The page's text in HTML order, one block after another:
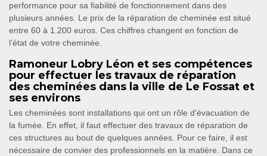
performance pour sa fiabilité de fonctionnement dans des
plusieurs années. Le prix de la réparation de cheminée est situé
entre 60 à 1.200 euros. Ces chiffres changent en fonction de
l’état de votre cheminée.
Ramoneur Lobry Léon et ses compétences
pour effectuer les travaux de réparation
des cheminées dans la ville de Le Fossat et
ses environs
Les cheminées sont installations qui ont un rôle d'évacuation de
la fumée. En effet, il faut effectuer des travaux de réparation de
ces structures au bout de quelques années. Pour ce faire, il est
nécessaire de convier des professionnels en la matière. Dans ce